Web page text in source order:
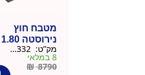
מטבח חוץ
נירוסטה 1.80
מטר כולל שיש
וכיור
מק”ט:
8 במלאי
₪8790